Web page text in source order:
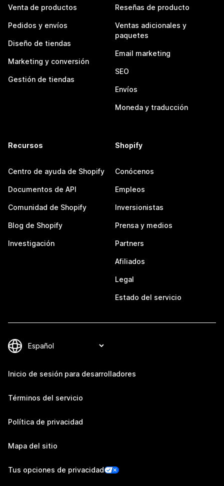
Venta de productos
Pedidos y envíos
Diseño de tiendas
Marketing y conversión
Gestión de tiendas
Reseñas de producto
Ventas adicionales y
paquetes
Email marketing
SEO
Envíos
Moneda y traducción
Recursos
Centro de ayuda de Shopify
Documentos de API
Comunidad de Shopify
Blog de Shopify
Investigación
Shopify
Conócenos
Empleos
Inversionistas
Prensa y medios
Partners
Afiliados
Legal
Estado del servicio
Inicio de sesión para desarrolladores
Términos del servicio
Política de privacidad
Mapa del sitio
Tus opciones de privacidad